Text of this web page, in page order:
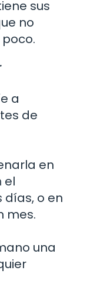
sus
no
a
de
en
el
o en
mes.
una